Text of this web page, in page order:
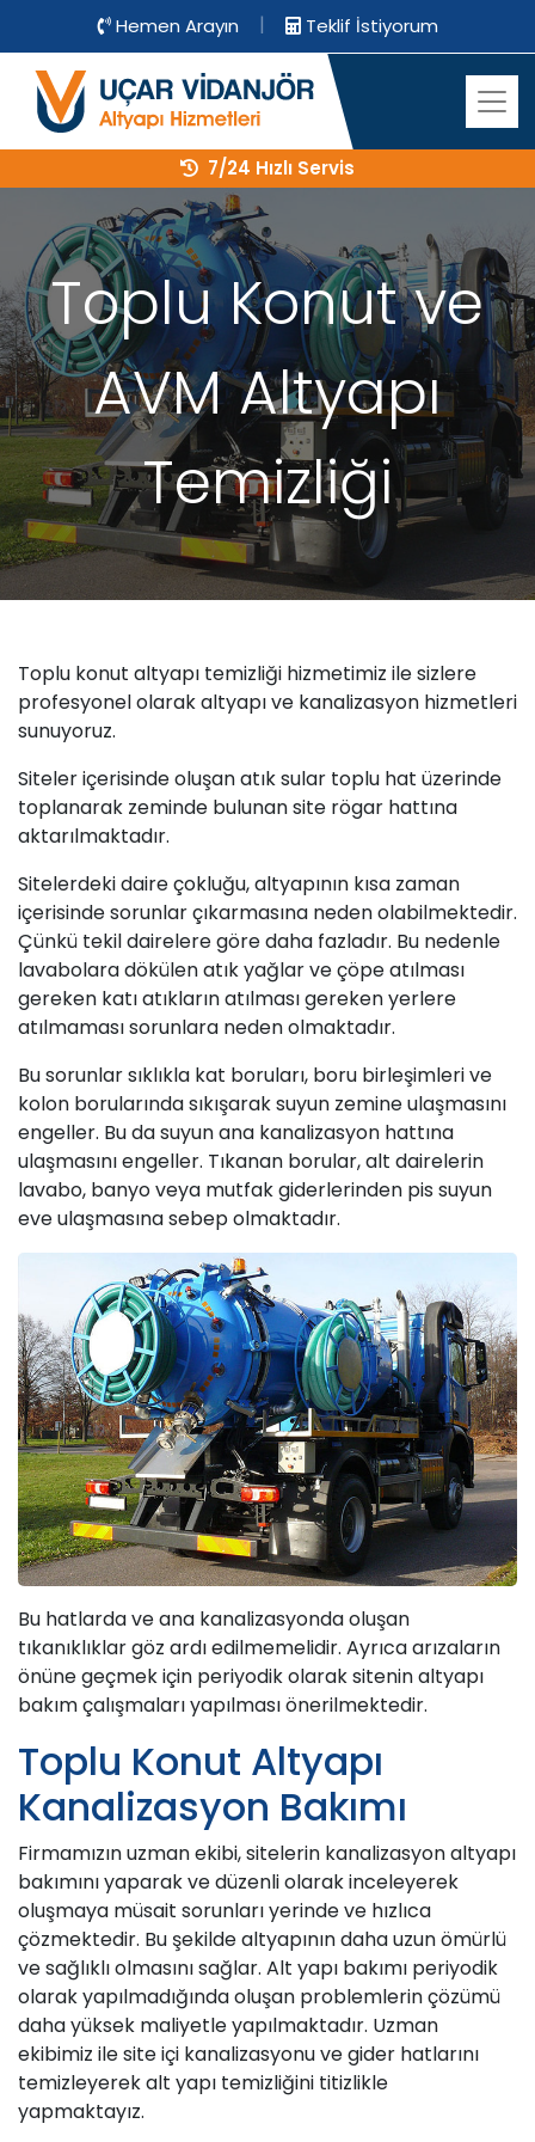
Hemen Arayın | Teklif İstiyorum
7/24 Hızlı Servis
Toplu Konut ve
AVM Altyapı
Temizliği
Toplu konut altyapı temizliği hizmetimiz ile sizlere
profesyonel olarak altyapı ve kanalizasyon hizmetleri
sunuyoruz.
Siteler içerisinde oluşan atık sular toplu hat üzerinde
toplanarak zeminde bulunan site rögar hattına
aktarılmaktadır.
Sitelerdeki daire çokluğu, altyapının kısa zaman
içerisinde sorunlar çıkarmasına neden olabilmektedir.
Çünkü tekil dairelere göre daha fazladır. Bu nedenle
lavabolara dökülen atık yağlar ve çöpe atılması
gereken katı atıkların atılması gereken yerlere
atılmaması sorunlara neden olmaktadır.
Bu sorunlar sıklıkla kat boruları, boru birleşimleri ve
kolon borularında sıkışarak suyun zemine ulaşmasını
engeller. Bu da suyun ana kanalizasyon hattına
ulaşmasını engeller. Tıkanan borular, alt dairelerin
lavabo, banyo veya mutfak giderlerinden pis suyun
eve ulaşmasına sebep olmaktadır.
Bu hatlarda ve ana kanalizasyonda oluşan
tıkanıklıklar göz ardı edilmemelidir. Ayrıca arızaların
önüne geçmek için periyodik olarak sitenin altyapı
bakım çalışmaları yapılması önerilmektedir.
Toplu Konut Altyapı
Kanalizasyon Bakımı
Firmamızın uzman ekibi, sitelerin kanalizasyon altyapı
bakımını yaparak ve düzenli olarak inceleyerek
oluşmaya müsait sorunları yerinde ve hızlıca
çözmektedir. Bu şekilde altyapının daha uzun ömürlü
ve sağlıklı olmasını sağlar. Alt yapı bakımı periyodik
olarak yapılmadığında oluşan problemlerin çözümü
daha yüksek maliyetle yapılmaktadır. Uzman
ekibimiz ile site içi kanalizasyonu ve gider hatlarını
temizleyerek alt yapı temizliğini titizlikle
yapmaktayız.